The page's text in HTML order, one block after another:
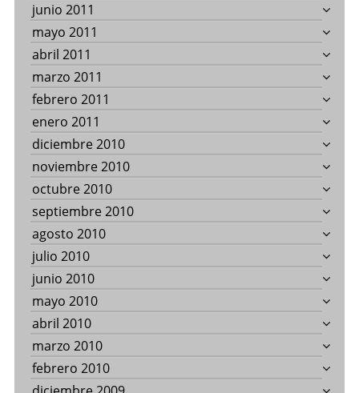
junio 2011
mayo 2011
abril 2011
marzo 2011
febrero 2011
enero 2011
diciembre 2010
noviembre 2010
octubre 2010
septiembre 2010
agosto 2010
julio 2010
junio 2010
mayo 2010
abril 2010
marzo 2010
febrero 2010